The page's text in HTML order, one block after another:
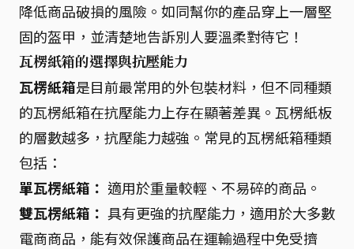
降低商品破損的風險。如同幫你的產品穿上一層堅
固的盔甲，並清楚地告訴別人要溫柔對待它！
瓦楞紙箱的選擇與抗壓能力
瓦楞紙箱是目前最常用的外包裝材料，但不同種類
的瓦楞紙箱在抗壓能力上存在顯著差異。瓦楞紙板
的層數越多，抗壓能力越強。常見的瓦楞紙箱種類
包括：
單瓦楞紙箱： 適用於重量較輕、不易碎的商品。
雙瓦楞紙箱： 具有更強的抗壓能力，適用於大多數
電商商品，能有效保護商品在運輸過程中免受擠